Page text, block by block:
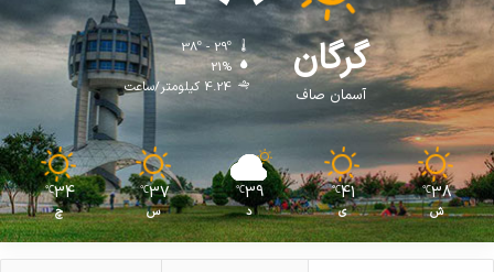
ا
ر
و
ی
ی
گرگان
آسمان صاف
38º - 29º
21%
4.24 کیلومتر/ساعت
38
℃
ش
41
℃
ی
39
℃
د
37
℃
س
34
℃
چ